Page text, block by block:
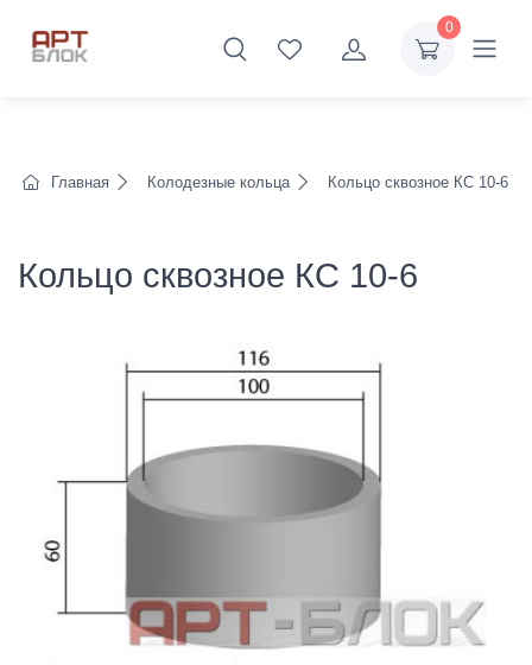
0
Главная Колодезные кольца Кольцо сквозное КС 10-6
Кольцо сквозное КС 10-6